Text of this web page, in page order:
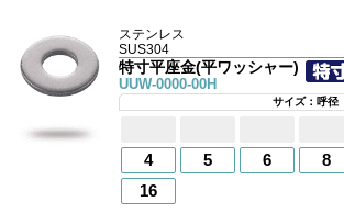
ステンレス
SUS304
特寸平座金(平ワッシャー)
UUW-0000-00H
サイズ：呼径
4
5 6 8
16